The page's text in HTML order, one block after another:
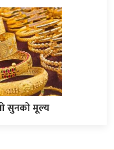
सुनको मूल्य